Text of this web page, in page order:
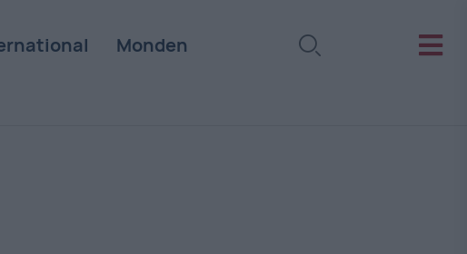
Monden